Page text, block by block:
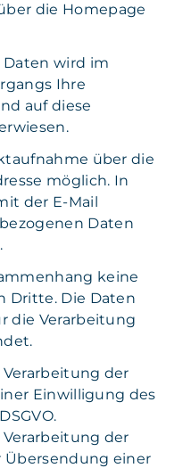
die Homepage
Daten wird im
Ihre
auf diese
über die
möglich. In
der E-Mail
Daten
keine
Dritte. Die Daten
die Verarbeitung
der
Einwilligung des
der
Übersendung einer